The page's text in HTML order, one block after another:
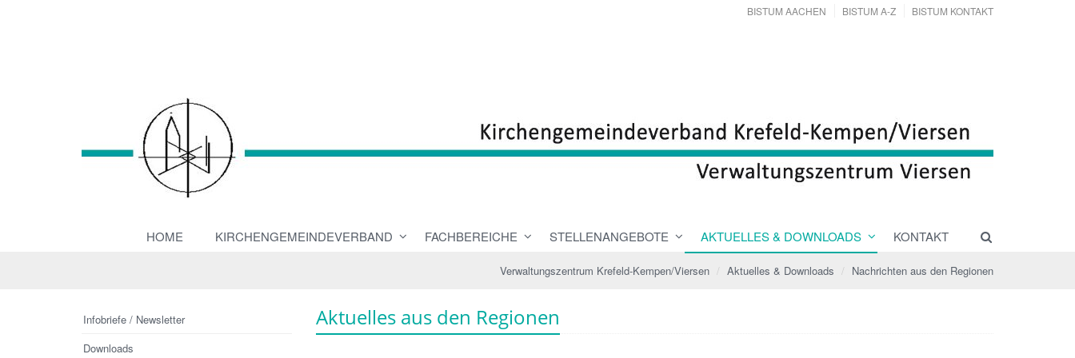
BISTUM AACHEN BISTUM A-Z BISTUM KONTAKT
HOME KIRCHENGEMEINDEVERBAND FACHBEREICHE STELLENANGEBOTE AKTUELLES & DOWNLOADS KONTAKT
Verwaltungszentrum Krefeld-Kempen/Viersen Aktuelles & Downloads Nachrichten aus den Regionen
Aktuelles aus den Regionen
Infobriefe / Newsletter
Downloads